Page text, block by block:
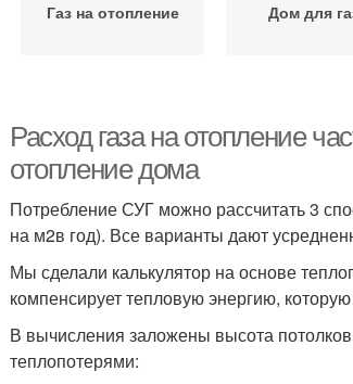
Газ на отопление Дом для
Расход газа на отопление
отопление дома
Потребление СУГ можно рассчитать 3
на м2в год). Все варианты дают
Мы сделали калькулятор на основе
компенсирует тепловую энергию,
В вычисления заложены высота
теплопотерями: